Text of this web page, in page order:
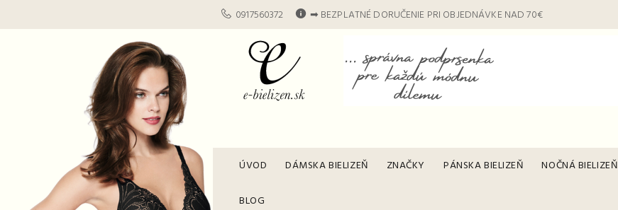
0917560372 ➡ BEZPLATNÉ DORUČENIE PRI OBJEDNÁVKE NAD 70€
ÚVOD DÁMSKA BIELIZEŇ ZNAČKY PÁNSKA BIELIZEŇ NOČNÁ BIELIZEŇ
BLOG